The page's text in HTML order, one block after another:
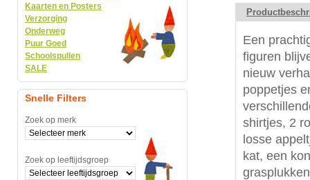
Een
figuren
nieuw
poppetjes
shirtjes, 2
losse
kat, een
Kaarten en Posters
Verzorging
Onderweg
Puur Goed
Schoolspullen
SALE
Snelle Filters
Zoek op merk
Zoek op leeftijdsgroep